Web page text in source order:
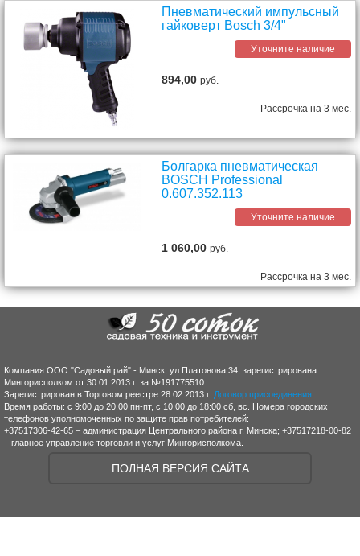
Пневматический импульсный
гайковерт Bosch 3/4"
Уточните наличие
894,00руб.
Рассрочка на 3 мес.
Болгарка пневматическая
BOSCH Professional
0.607.352.113
Уточните наличие
1 060,00руб.
Рассрочка на 3 мес.
Компания ООО "Садовый рай" - Минск, ул.Платонова 34, зарегистрирована
Мингорисполком от 30.01.2013 г. за №191775510.
Зарегистрирован в Торговом реестре 28.02.2013 г. Договор присоединения
Время работы: с 9:00 до 20:00 пн-пт, с 10:00 до 18:00 сб, вс. Номера городских
телефонов уполномоченных по защите прав потребителей:
+37517306-42-65 – администрация Центрального района г. Минска; +37517218-00-82
– главное управление торговли и услуг Мингорисполкома.
ПОЛНАЯ ВЕРСИЯ САЙТА